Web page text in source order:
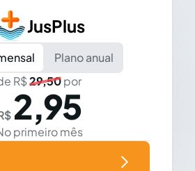
JusPlus
Plano anual
R$29,50por
2,95
primeiro mês